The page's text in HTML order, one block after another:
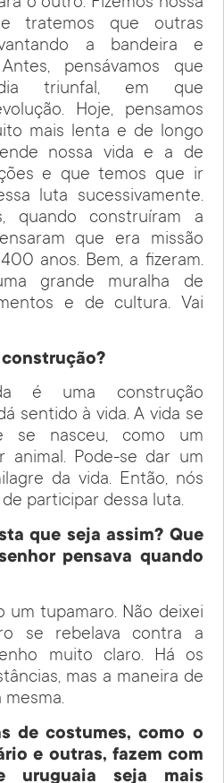
tratemos que outras
a bandeira e
pensávamos que
triunfal, em que
Hoje, pensamos
mais lenta e de longo
nossa vida e a de
e que temos que ir
luta sucessivamente.
quando construíram a
que era missão
anos. Bem, a fizeram.
grande muralha de
e de cultura. Vai
é uma construção
sentido à vida. A vida se
se nasceu, como um
animal. Pode-se dar um
da vida. Então, nós
participar dessa luta.
que seja assim? Que
pensava quando
um tupamaro. Não deixei
se rebelava contra a
muito claro. Há os
mas a maneira de
mesma.
de costumes, como o
e outras, fazem com
uruguaia seja mais